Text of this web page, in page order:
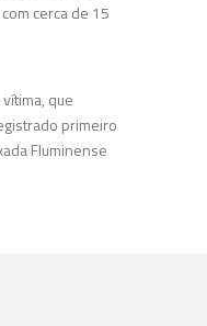
cerca de 15
que
primeiro
Fluminense